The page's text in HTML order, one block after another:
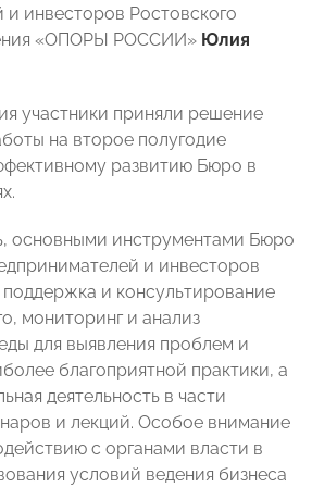
инвесторов Ростовского
«ОПОРЫ РОССИИ» Юлия
участники приняли решение
на второе полугодие
развитию Бюро в
основными инструментами Бюро
и инвесторов
поддержка и консультирование
мониторинг и анализ
для выявления проблем и
благоприятной практики, а
деятельность в части
и лекций. Особое внимание
с органами власти в
условий ведения бизнеса